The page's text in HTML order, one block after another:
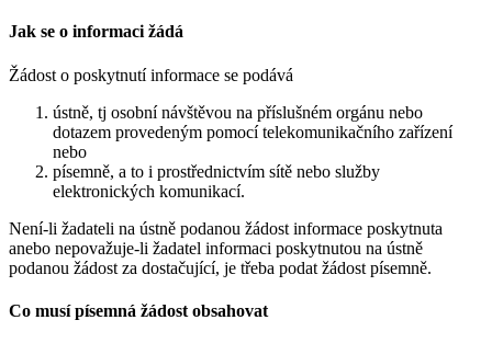
Jak se o informaci žádá
Žádost o poskytnutí informace se podává
ústně, tj osobní návštěvou na příslušném orgánu nebo
dotazem provedeným pomocí telekomunikačního zařízení
nebo
písemně, a to i prostřednictvím sítě nebo služby
elektronických komunikací.
Není-li žadateli na ústně podanou žádost informace poskytnuta
anebo nepovažuje-li žadatel informaci poskytnutou na ústně
podanou žádost za dostačující, je třeba podat žádost písemně.
Co musí písemná žádost obsahovat